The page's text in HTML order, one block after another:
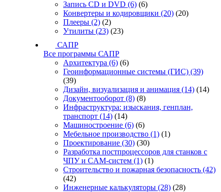
Запись CD и DVD (6) (6)
Конвертеры и кодировщики (20) (20)
Плееры (2) (2)
Утилиты (23) (23)
САПР
Все программы САПР
Архитектура (6) (6)
Геоинформационные системы (ГИС) (39)
(39)
Дизайн, визуализация и анимация (14) (14)
Документооборот (8) (8)
Инфраструктура: изыскания, генплан,
транспорт (14) (14)
Машиностроение (6) (6)
Мебельное производство (1) (1)
Проектирование (30) (30)
Разработка постпроцессоров для станков с
ЧПУ и CAM-систем (1) (1)
Строительство и пожарная безопасность (42)
(42)
Инженерные калькуляторы (28) (28)